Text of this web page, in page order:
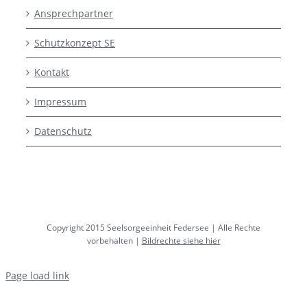
Ansprechpartner
Schutzkonzept SE
Kontakt
Impressum
Datenschutz
Copyright 2015 Seelsorgeeinheit Federsee | Alle Rechte
vorbehalten | Bildrechte siehe hier
Page load link